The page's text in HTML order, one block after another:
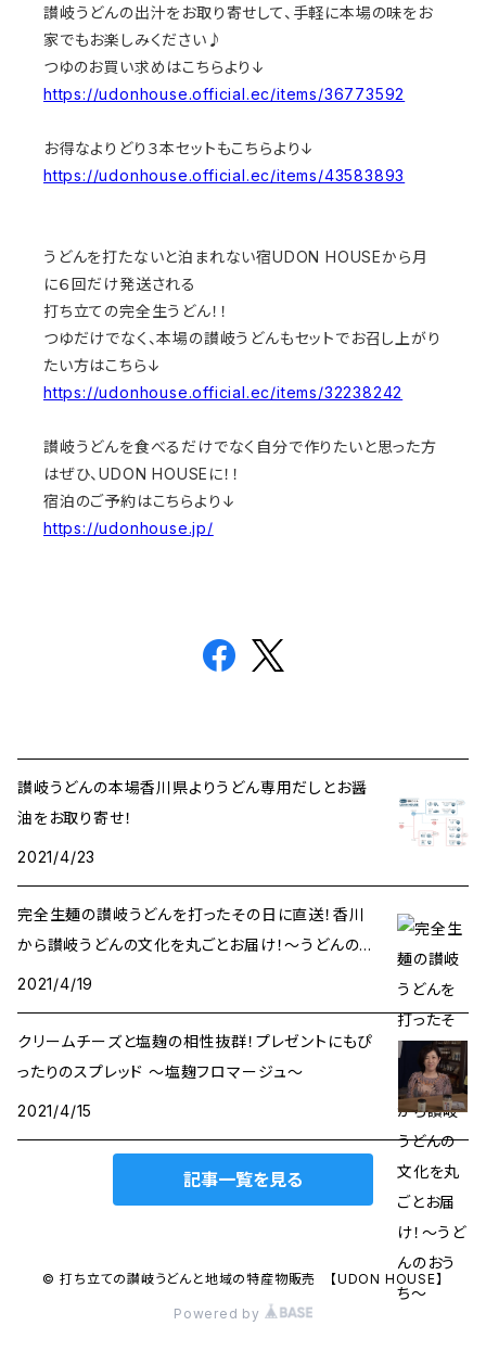
讃岐うどんの出汁をお取り寄せして、手軽に本場の味をお
家でもお楽しみください♪
つゆのお買い求めはこちらより↓
https://udonhouse.official.ec/items/36773592
お得なよりどり３本セットもこちらより↓
https://udonhouse.official.ec/items/43583893
うどんを打たないと泊まれない宿UDON HOUSEから月
に６回だけ発送される
打ち立ての完全生うどん！！
つゆだけでなく、本場の讃岐うどんもセットでお召し上がり
たい方はこちら↓
https://udonhouse.official.ec/items/32238242
讃岐うどんを食べるだけでなく自分で作りたいと思った方
はぜひ、UDON HOUSEに！！
宿泊のご予約はこちらより↓
https://udonhouse.jp/
讃岐うどんの本場香川県よりうどん専用だしとお醤
油をお取り寄せ！
2021/4/23
完全生麺の讃岐うどんを打ったその日に直送！香川
から讃岐うどんの文化を丸ごとお届け！〜うどんのお
うち〜
2021/4/19
クリームチーズと塩麹の相性抜群！プレゼントにもぴ
ったりのスプレッド 〜塩麹フロマージュ〜
2021/4/15
記事一覧を見る
© 打ち立ての讃岐うどんと地域の特産物販売 【UDON HOUSE】
Powered by